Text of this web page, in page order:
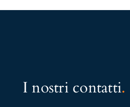
I nostri contatti.